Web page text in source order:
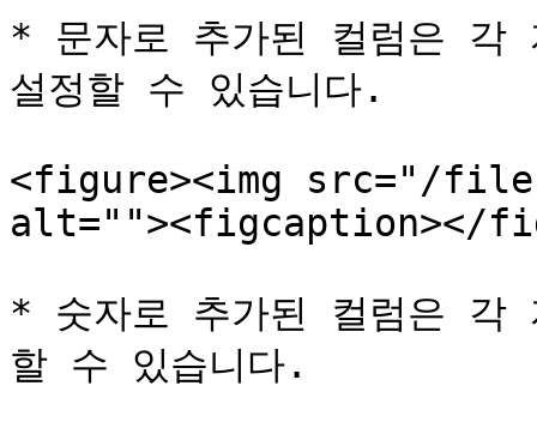
* 문자로 추가된 컬럼은 각
설정할 수 있습니다.
<figure><img src="/
alt=""><figcaption></
* 숫자로 추가된 컬럼은 각
할 수 있습니다.